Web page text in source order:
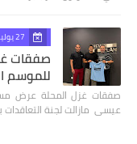
27 يوليو 2026
صفقات
للموسم
صفقات غزل المحلة عرض
عيسى مازالت لجنة